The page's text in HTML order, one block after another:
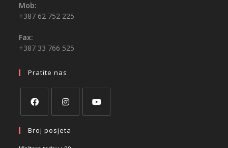
Mob:
+387 62 752 225
Fax:
+387 33 766 525
Pratite nas
Broj posjeta